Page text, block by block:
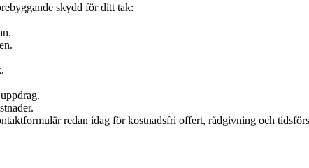
skydd för ditt tak:
redan idag för kostnadsfri offert, rådgivning och